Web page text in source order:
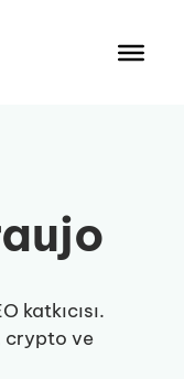
katkıcısı.
crypto ve